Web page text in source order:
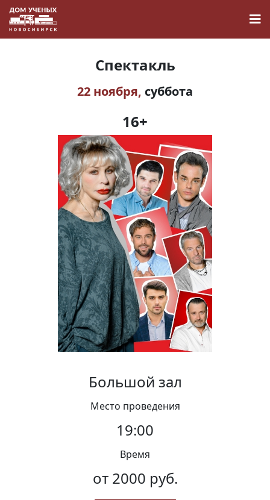
Наука
О Доме учёных
Виртуальный тур
Контакты
Вакансии
Спектакль
22 ноября, суббота
16+
Большой зал
Место проведения
19:00
Время
от 2000 руб.